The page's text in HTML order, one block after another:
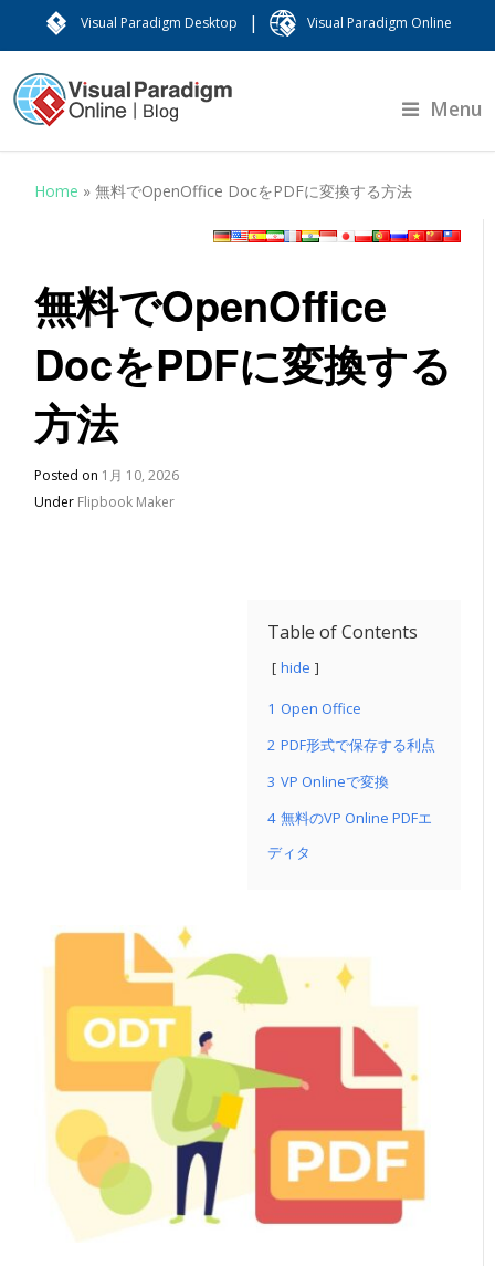
Visual Paradigm Desktop | Visual Paradigm Online
Menu
Home »無料でOpenOffice DocをPDFに変換する方法
無料でOpenOffice
DocをPDFに変換する
方法
Posted on 1月 10, 2026
Under Flipbook Maker
Table of Contents
hide
1 Open Office
2 PDF形式で保存する利点
3 VP Onlineで変換
4 無料のVP Online PDFエ
ディタ